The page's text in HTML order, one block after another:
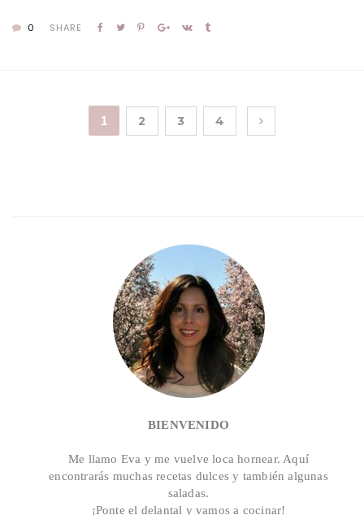
0 SHARE
1 2 3 4
BIENVENIDO
Me llamo Eva y me vuelve loca hornear. Aquí
encontrarás muchas recetas dulces y también algunas
saladas.
¡Ponte el delantal y vamos a cocinar!